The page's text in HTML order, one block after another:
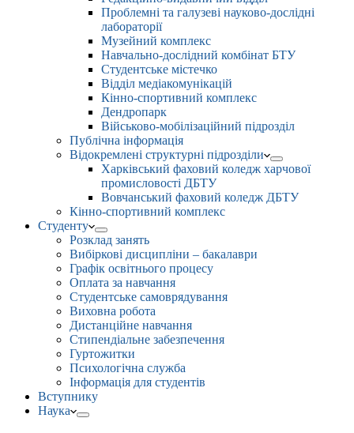
Проблемні та галузеві науково-дослідні
лабораторії
Музейний комплекс
Навчально-дослідний комбінат БТУ
Студентське містечко
Відділ медіакомунікацій
Кінно-спортивний комплекс
Дендропарк
Військово-мобілізаційний підрозділ
Публічна інформація
Відокремлені структурні підрозділи
Харківський фаховий коледж харчової
промисловості ДБТУ
Вовчанський фаховий коледж ДБТУ
Кінно-спортивний комплекс
Студенту
Розклад занять
Вибіркові дисципліни – бакалаври
Графік освітнього процесу
Оплата за навчання
Студентське самоврядування
Виховна робота
Дистанційне навчання
Стипендіальне забезпечення
Гуртожитки
Психологічна служба
Інформація для студентів
Вступнику
Наука